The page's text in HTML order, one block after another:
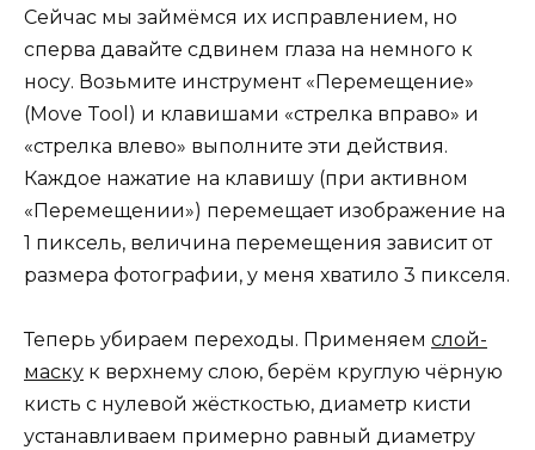
Сейчас мы займёмся их исправлением, но
сперва давайте сдвинем глаза на немного к
носу. Возьмите инструмент «Перемещение»
(Move Tool) и клавишами «стрелка вправо» и
«стрелка влево» выполните эти действия.
Каждое нажатие на клавишу (при активном
«Перемещении») перемещает изображение на
1 пиксель, величина перемещения зависит от
размера фотографии, у меня хватило 3 пикселя.
Теперь убираем переходы. Применяем слой-
маску к верхнему слою, берём круглую чёрную
кисть с нулевой жёсткостью, диаметр кисти
устанавливаем примерно равный диаметру